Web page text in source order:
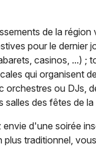
de la
pour le dernier
casinos, ...) ;
qui organisent
orchestres ou DJs,
salles des fêtes de la
d'une soirée
plus traditionnel,